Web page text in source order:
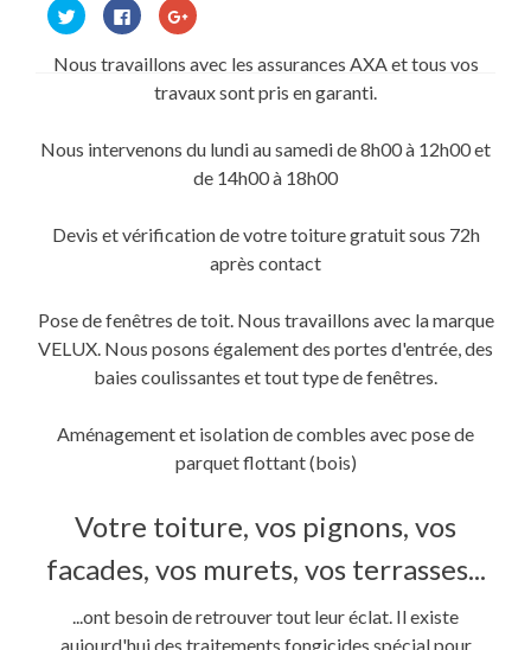
Cliquez
pour
partager
Twitter(ouvre
Cliquez
pour
partager
sur
Facebook(ouvre
dans
une
Cliquez
pour
Google+
dans
fenêtre)
Nous travaillons avec les assurances AXA et tous vos
travaux sont pris en garanti.
Nous intervenons du lundi au samedi de 8h00 à 12h00 et
de 14h00 à 18h00
Devis et vérification de votre toiture gratuit sous 72h
après contact
Pose de fenêtres de toit. Nous travaillons avec la marque
VELUX. Nous posons également des portes d'entrée, des
baies coulissantes et tout type de fenêtres.
Aménagement et isolation de combles avec pose de
parquet flottant (bois)
Votre toiture, vos pignons, vos
facades, vos murets, vos terrasses...
...ont besoin de retrouver tout leur éclat. Il existe
aujourd'hui des traitements fongicides spécial pour